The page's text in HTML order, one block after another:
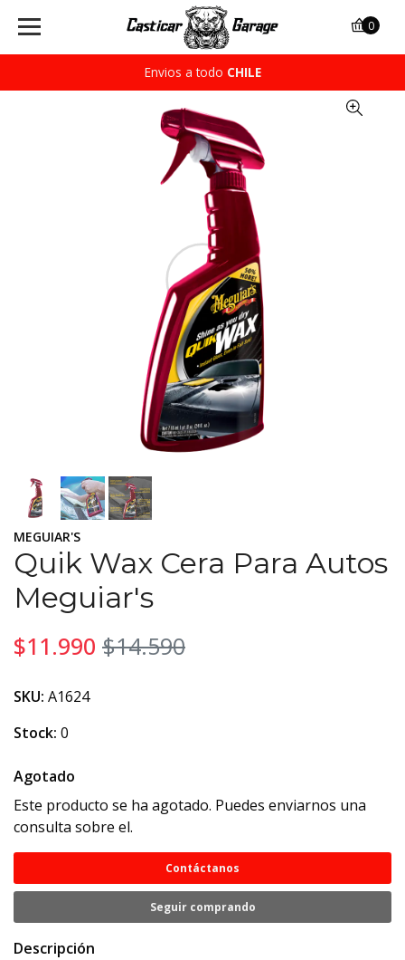
Envios a todo CHILE
0
MEGUIAR'S
Quik Wax Cera Para Autos
Meguiar's
$11.990 $14.590
SKU: A1624
Stock: 0
Agotado
Este producto se ha agotado. Puedes enviarnos una
consulta sobre el.
Contáctanos
Seguir comprando
Descripción